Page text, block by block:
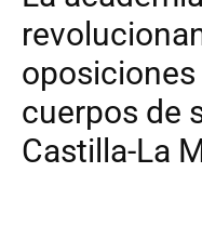
cuerpos de
Castilla-La